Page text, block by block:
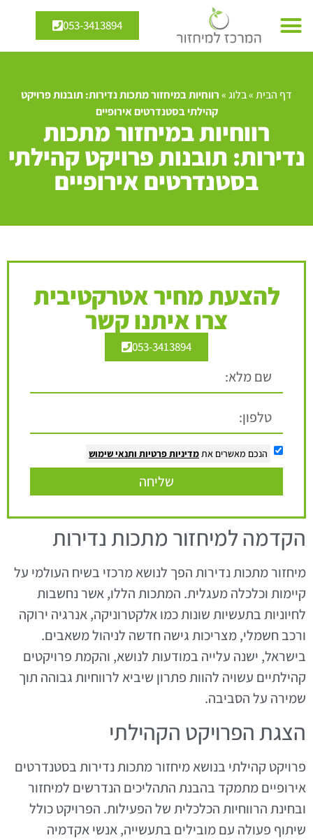
053-3413894
דף הבית»בלוג»רווחיות במיחזור מתכות נדירות: תובנות פרויקט
קהילתי בסטנדרטים אירופיים
רווחיות במיחזור מתכות
נדירות: תובנות פרויקט קהילתי
בסטנדרטים אירופיים
להצעת מחיר אטרקטיבית
צרו איתנו קשר
053-3413894
הנכם מאשרים את מדיניות פרטיות ותנאי שימוש
שליחה
הקדמה למיחזור מתכות נדירות
מיחזור מתכות נדירות הפך לנושא מרכזי בשיח העולמי על
קיימות וכלכלה מעגלית. המתכות הללו, אשר נחשבות
לחיוניות בתעשיות שונות כמו אלקטרוניקה, אנרגיה ירוקה
ורכב חשמלי, מצריכות גישה חדשה לניהול משאבים.
בישראל, ישנה עלייה במודעות לנושא, והקמת פרויקטים
קהילתיים עשויה להוות פתרון שיביא לרווחיות גבוהה תוך
שמירה על הסביבה.
הצגת הפרויקט הקהילתי
פרויקט קהילתי בנושא מיחזור מתכות נדירות בסטנדרטים
אירופיים מתמקד בהבנת התהליכים הנדרשים למיחזור
ובחינת הרווחיות הכלכלית של הפעילות. הפרויקט כולל
שיתוף פעולה עם מובילים בתעשייה, אנשי אקדמיה